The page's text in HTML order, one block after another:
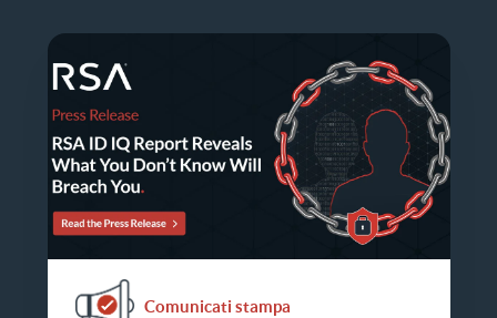
Comunicati stampa